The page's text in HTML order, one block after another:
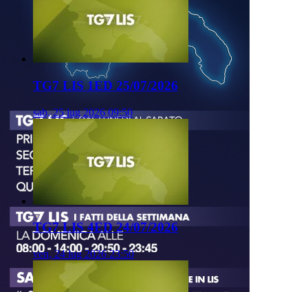
TG7 LIS 1ED 25/07/2026
sab, 25 lug 2026 09:50
TG7 LIS 4ED 24/07/2026
ven, 24 lug 2026 23:50